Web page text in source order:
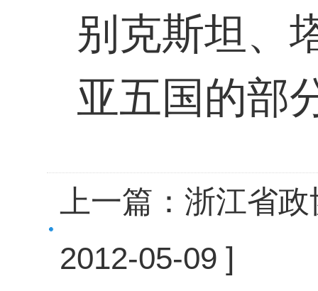
别克斯坦、
亚五国的部
上一篇： 浙江省政
2012-05-09 ]